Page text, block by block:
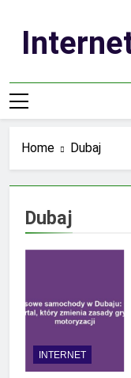
content
Home Dubaj
Dubaj
INTERNET